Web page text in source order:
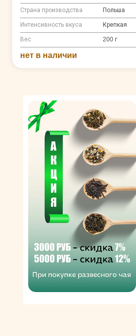
Страна производства Польша
Интенсивность вкуса Крепкая
Вес 200 г
нет в наличии